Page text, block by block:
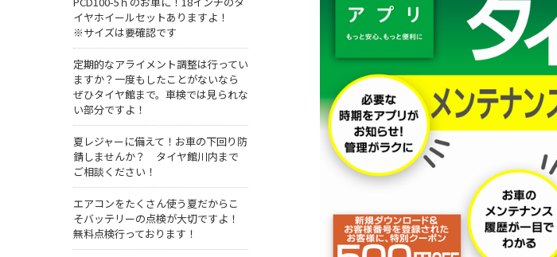
イヤホイールセットありますよ！
※サイズは要確認です
定期的なアライメント調整は行ってい
ますか？一度もしたことがないなら
ぜひタイヤ館まで。車検では見られな
い部分ですよ！
夏レジャーに備えて！お車の下回り防
錆しませんか？ タイヤ館川内まで
ご相談ください！
エアコンをたくさん使う夏だからこ
そバッテリーの点検が大切ですよ！
無料点検行っております！